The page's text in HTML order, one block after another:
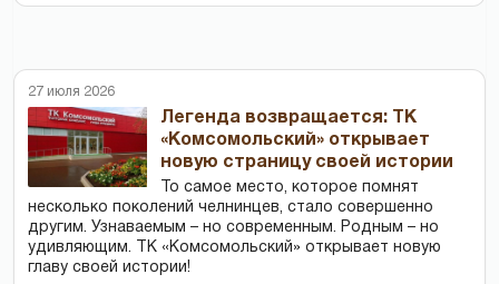
27 июля 2026
Легенда возвращается: ТК
«Комсомольский» открывает
новую страницу своей истории
То самое место, которое помнят
несколько поколений челнинцев, стало совершенно
другим. Узнаваемым – но современным. Родным – но
удивляющим. ТК «Комсомольский» открывает новую
главу своей истории!